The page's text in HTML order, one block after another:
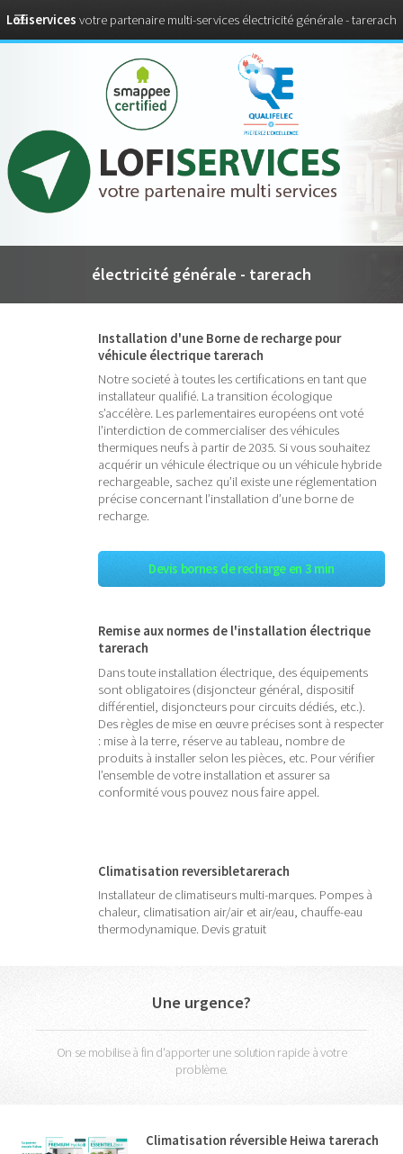
électricité générale - tarerach
Installation d'une Borne de recharge pour
véhicule électrique tarerach
Notre societé à toutes les certifications en tant que
installateur qualifié. La transition écologique
s’accélère. Les parlementaires européens ont voté
l’interdiction de commercialiser des véhicules
thermiques neufs à partir de 2035. Si vous souhaitez
acquérir un véhicule électrique ou un véhicule hybride
rechargeable, sachez qu’il existe une réglementation
précise concernant l’installation d’une borne de
recharge.
Devis bornes de recharge en 3 min
Remise aux normes de l'installation électrique
tarerach
Dans toute installation électrique, des équipements
sont obligatoires (disjoncteur général, dispositif
différentiel, disjoncteurs pour circuits dédiés, etc.).
Des règles de mise en œuvre précises sont à respecter
: mise à la terre, réserve au tableau, nombre de
produits à installer selon les pièces, etc. Pour vérifier
l’ensemble de votre installation et assurer sa
conformité vous pouvez nous faire appel.
Climatisation reversibletarerach
Installateur de climatiseurs multi-marques. Pompes à
chaleur, climatisation air/air et air/eau, chauffe-eau
thermodynamique. Devis gratuit
Une urgence?
On se mobilise à fin d'apporter une solution rapide à votre
problème.
Climatisation réversible Heiwa tarerach
Lofiservices votre partenaire multi-services électricité générale - tarerach